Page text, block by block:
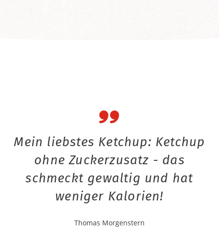
Mein liebstes Ketchup: Ketchup
ohne Zuckerzusatz - das
schmeckt gewaltig und hat
weniger Kalorien!
Thomas Morgenstern